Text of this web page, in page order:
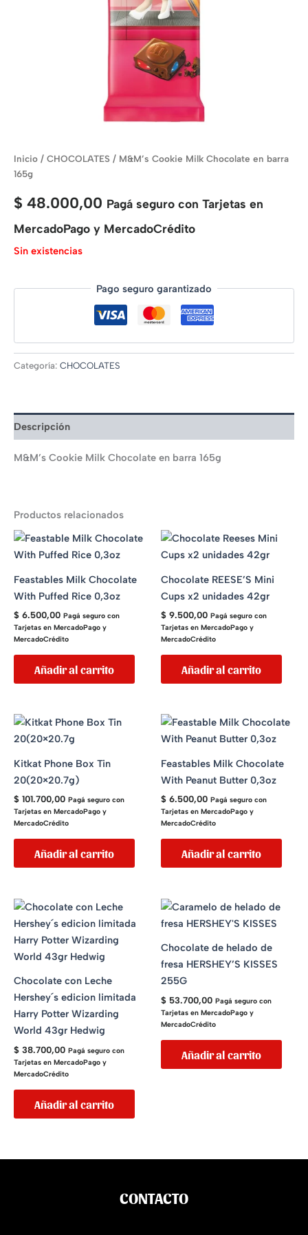
Inicio / CHOCOLATES / M&M’s Cookie Milk Chocolate en barra
165g
$ 48.000,00 Pagá seguro con Tarjetas en
MercadoPago y MercadoCrédito
Sin existencias
Pago seguro garantizado
Categoría: CHOCOLATES
Descripción
M&M’s Cookie Milk Chocolate en barra 165g
Productos relacionados
Feastables Milk Chocolate
With Puffed Rice 0,3oz
$ 6.500,00 Pagá seguro con
Tarjetas en MercadoPago y
MercadoCrédito
Añadir al carrito
Chocolate REESE’S Mini
Cups x2 unidades 42gr
$ 9.500,00 Pagá seguro con
Tarjetas en MercadoPago y
MercadoCrédito
Añadir al carrito
Kitkat Phone Box Tin
20(20×20.7g)
$ 101.700,00 Pagá seguro con
Tarjetas en MercadoPago y
MercadoCrédito
Añadir al carrito
Feastables Milk Chocolate
With Peanut Butter 0,3oz
$ 6.500,00 Pagá seguro con
Tarjetas en MercadoPago y
MercadoCrédito
Añadir al carrito
Chocolate con Leche
Hershey´s edicion limitada
Harry Potter Wizarding
World 43gr Hedwig
$ 38.700,00 Pagá seguro con
Tarjetas en MercadoPago y
MercadoCrédito
Añadir al carrito
Chocolate de helado de
fresa HERSHEY’S KISSES
255G
$ 53.700,00 Pagá seguro con
Tarjetas en MercadoPago y
MercadoCrédito
Añadir al carrito
CONTACTO